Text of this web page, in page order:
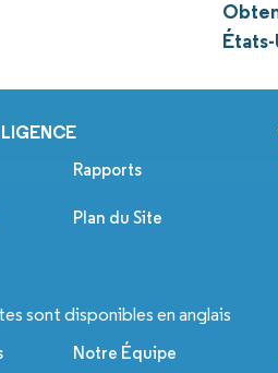
Rapports
Plan du Site
sont disponibles en anglais
Notre Équipe